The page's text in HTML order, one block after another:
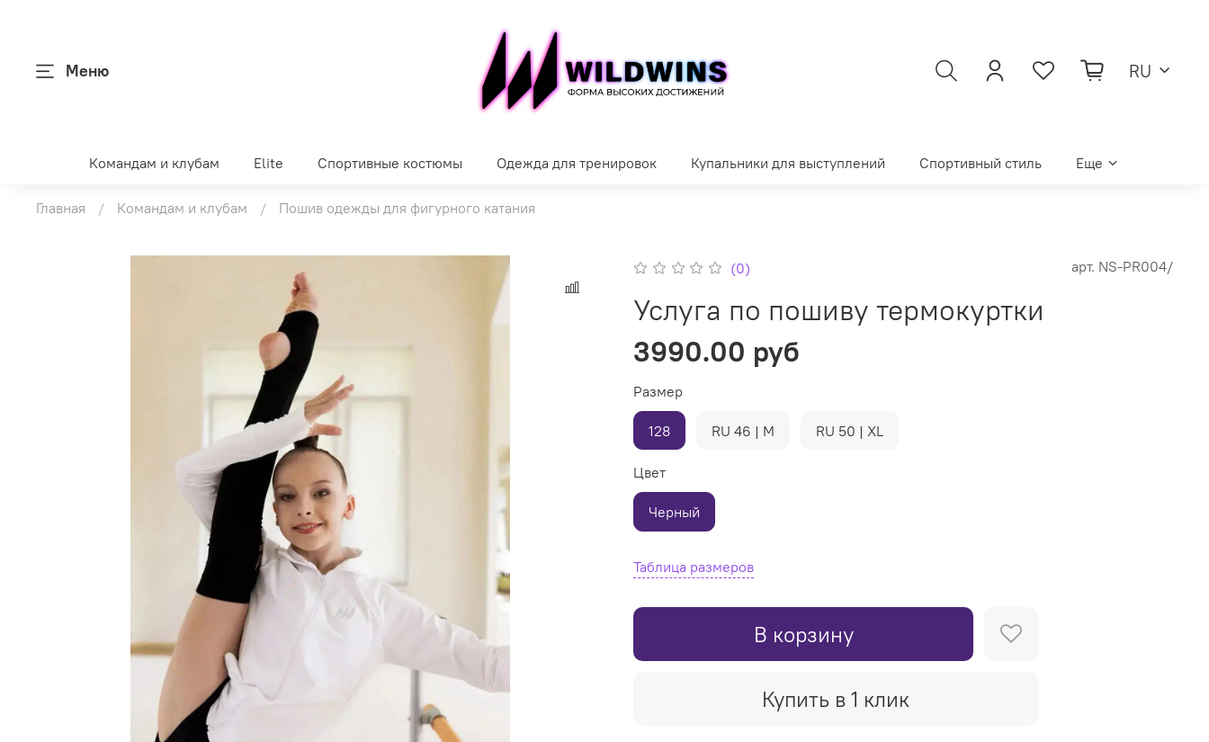
Меню RU
Командам и клубам Elite Спортивные костюмы Одежда для тренировок Купальники для выступлений Спортивный стиль Еще
Главная Командам и клубам Пошив одежды для фигурного катания
(0) арт. NS-PR004/
Услуга по пошиву термокуртки
3990.00 руб
Таблица размеров
В корзину
Купить в 1 клик
Размер
128 RU 46 | M RU 50 | XL
Цвет
Черный